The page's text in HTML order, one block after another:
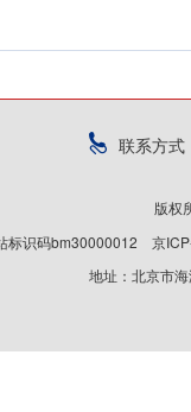
联系方式
版权
标识码bm30000012 京
地址：北京市